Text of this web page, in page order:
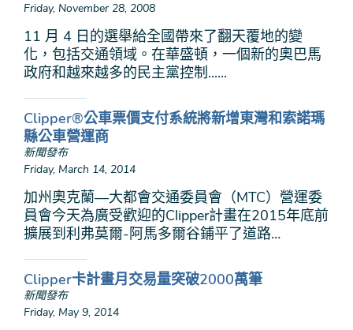
Friday, November 28, 2008
11 月 4 日的選舉給全國帶來了翻天覆地的變
化，包括交通領域。在華盛頓，一個新的奧巴馬
政府和越來越多的民主黨控制......
Clipper®公車票價支付系統將新增東灣和索諾瑪
縣公車營運商
新聞發布
Friday, March 14, 2014
加州奧克蘭—大都會交通委員會（MTC）營運委
員會今天為廣受歡迎的Clipper計畫在2015年底前
擴展到利弗莫爾-阿馬多爾谷鋪平了道路…
Clipper卡計畫月交易量突破2000萬筆
新聞發布
Friday, May 9, 2014